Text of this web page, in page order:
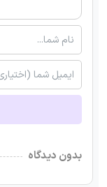
بدون دیدگاه